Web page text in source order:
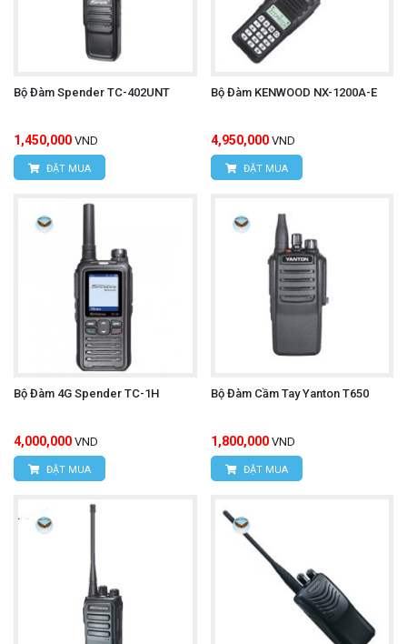
Bộ Đàm Spender TC-402UNT
1,450,000 VND
ĐẶT MUA
Bộ Đàm KENWOOD NX-1200A-E
4,950,000 VND
ĐẶT MUA
Bộ Đàm 4G Spender TC-1H
4,000,000 VND
ĐẶT MUA
Bộ Đàm Cầm Tay Yanton T650
1,800,000 VND
ĐẶT MUA